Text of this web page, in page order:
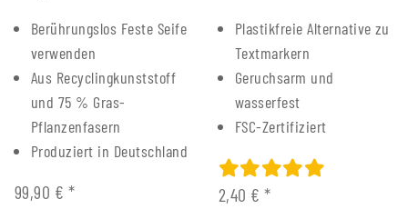
Berührungslos Feste Seife
verwenden
Aus Recyclingkunststoff
und 75 % Gras-
Pflanzenfasern
Produziert in Deutschland
99,90 € *
Plastikfreie Alternative zu
Textmarkern
Geruchsarm und
wasserfest
FSC-Zertifiziert
2,40 €*